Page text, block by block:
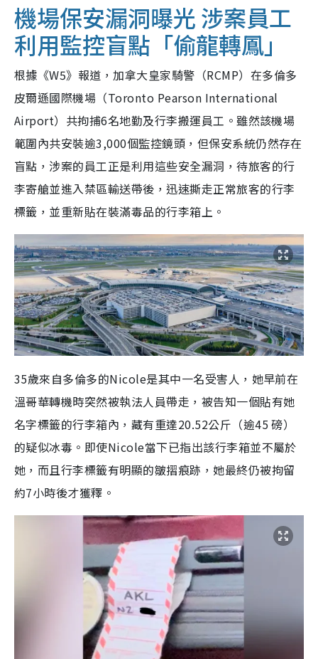
機場保安漏洞曝光 涉案員工
利用監控盲點「偷龍轉鳳」
根據《W5》報道，加拿大皇家騎警（RCMP）在多倫多
皮爾遜國際機場（Toronto Pearson International
Airport）共拘捕6名地勤及行李搬運員工。雖然該機場
範圍內共安裝逾3,000個監控鏡頭，但保安系統仍然存在
盲點， 涉案的員工正是利用這些安全漏洞，待旅客的行
李寄艙並進入禁區輸送帶後，迅速撕走正常旅客的行李
標籤，並重新貼在裝滿毒品的行李箱上。
35歲來自多倫多的Nicole是其中一名受害人，她早前在
溫哥華轉機時突然被執法人員帶走，被告知一個貼有她
名字標籤的行李箱內，藏有重達20.52公斤（逾45 磅）
的疑似冰毒。即使Nicole當下已指出該行李箱並不屬於
她，而且行李標籤有明顯的皺摺痕跡，她最終仍被拘留
約7小時後才獲釋。